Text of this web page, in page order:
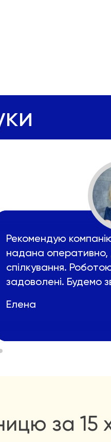
Рекомендую
надана оперативно,
спілкування.
задоволені. Будемо
Елена
за 15